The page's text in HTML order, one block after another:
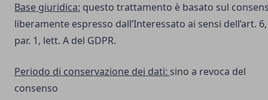
Base giuridica: questo trattamento è basato sul
liberamente espresso dall’Interessato ai sensi dell’art. 6,
par. 1, lett. A del GDPR.
Periodo di conservazione dei dati: sino a revoca del
consenso